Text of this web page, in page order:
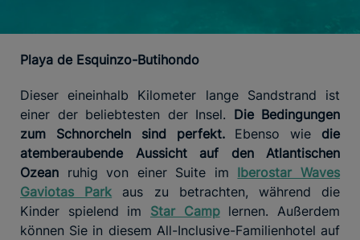
Playa de Esquinzo-Butihondo
Dieser eineinhalb Kilometer lange Sandstrand ist
einer der beliebtesten der Insel. Die Bedingungen
zum Schnorcheln sind perfekt.Ebenso wie die
atemberaubende Aussicht auf den Atlantischen
Ozean ruhig von einer Suite im Iberostar Waves
Gaviotas Park aus zu betrachten, während die
Kinder spielend im Star Camplernen. Außerdem
können Sie in diesem All-Inclusive-Familienhotel auf